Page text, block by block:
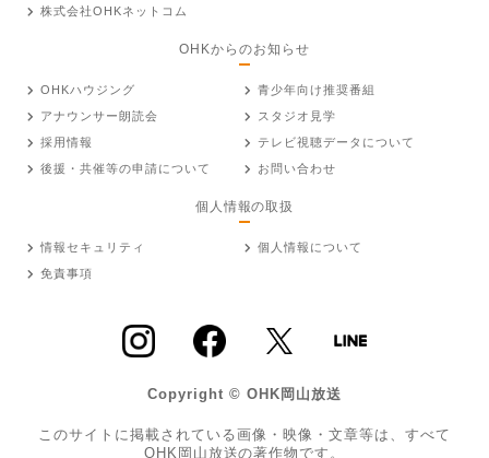
株式会社OHKネットコム
OHKからのお知らせ
OHKハウジング
青少年向け推奨番組
アナウンサー朗読会
スタジオ見学
採用情報
テレビ視聴データについて
後援・共催等の申請について
お問い合わせ
個人情報の取扱
情報セキュリティ
個人情報について
免責事項
Copyright © OHK岡山放送
このサイトに掲載されている画像・映像・文章等は、すべて
OHK岡山放送の著作物です。